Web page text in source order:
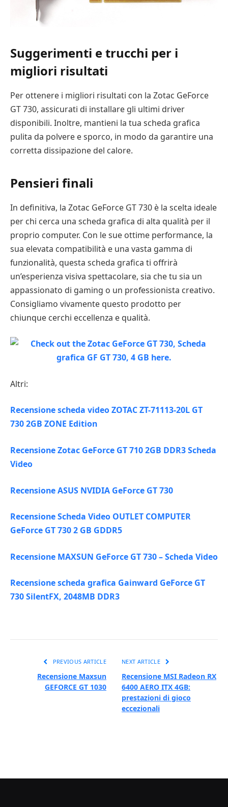
Suggerimenti e trucchi per i
migliori risultati
Per ottenere i migliori risultati con la Zotac GeForce
GT 730, assicurati di installare gli ultimi driver
disponibili. Inoltre, mantieni la tua scheda grafica
pulita da polvere e sporco, in modo da garantire una
corretta dissipazione del calore.
Pensieri finali
In definitiva, la Zotac GeForce GT 730 è la scelta ideale
per chi cerca una scheda grafica di alta qualità per il
proprio computer. Con le sue ottime performance, la
sua elevata compatibilità e una vasta gamma di
funzionalità, questa scheda grafica ti offrirà
un’esperienza visiva spettacolare, sia che tu sia un
appassionato di gaming o un professionista creativo.
Consigliamo vivamente questo prodotto per
chiunque cerchi eccellenza e qualità.
Altri:
Recensione scheda video ZOTAC ZT-71113-20L GT
730 2GB ZONE Edition
Recensione Zotac GeForce GT 710 2GB DDR3 Scheda
Video
Recensione ASUS NVIDIA GeForce GT 730
Recensione Scheda Video OUTLET COMPUTER
GeForce GT 730 2 GB GDDR5
Recensione MAXSUN GeForce GT 730 – Scheda Video
Recensione scheda grafica Gainward GeForce GT
730 SilentFX, 2048MB DDR3
PREVIOUS ARTICLE
Recensione Maxsun
GEFORCE GT 1030
NEXT ARTICLE
Recensione MSI Radeon RX
6400 AERO ITX 4GB:
prestazioni di gioco
eccezionali